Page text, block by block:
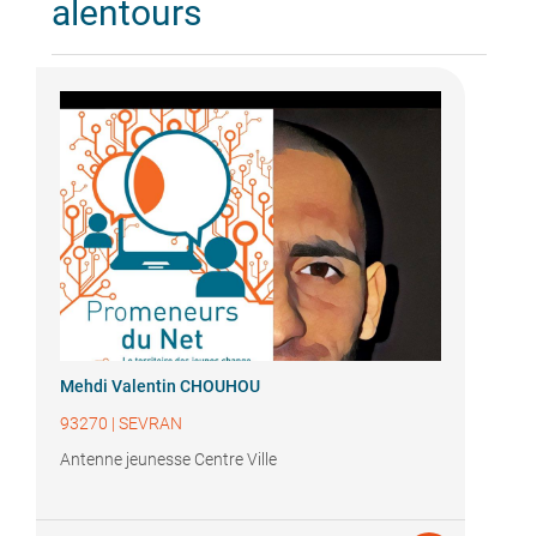
alentours
Mehdi Valentin CHOUHOU
93270 | SEVRAN
Antenne jeunesse Centre Ville